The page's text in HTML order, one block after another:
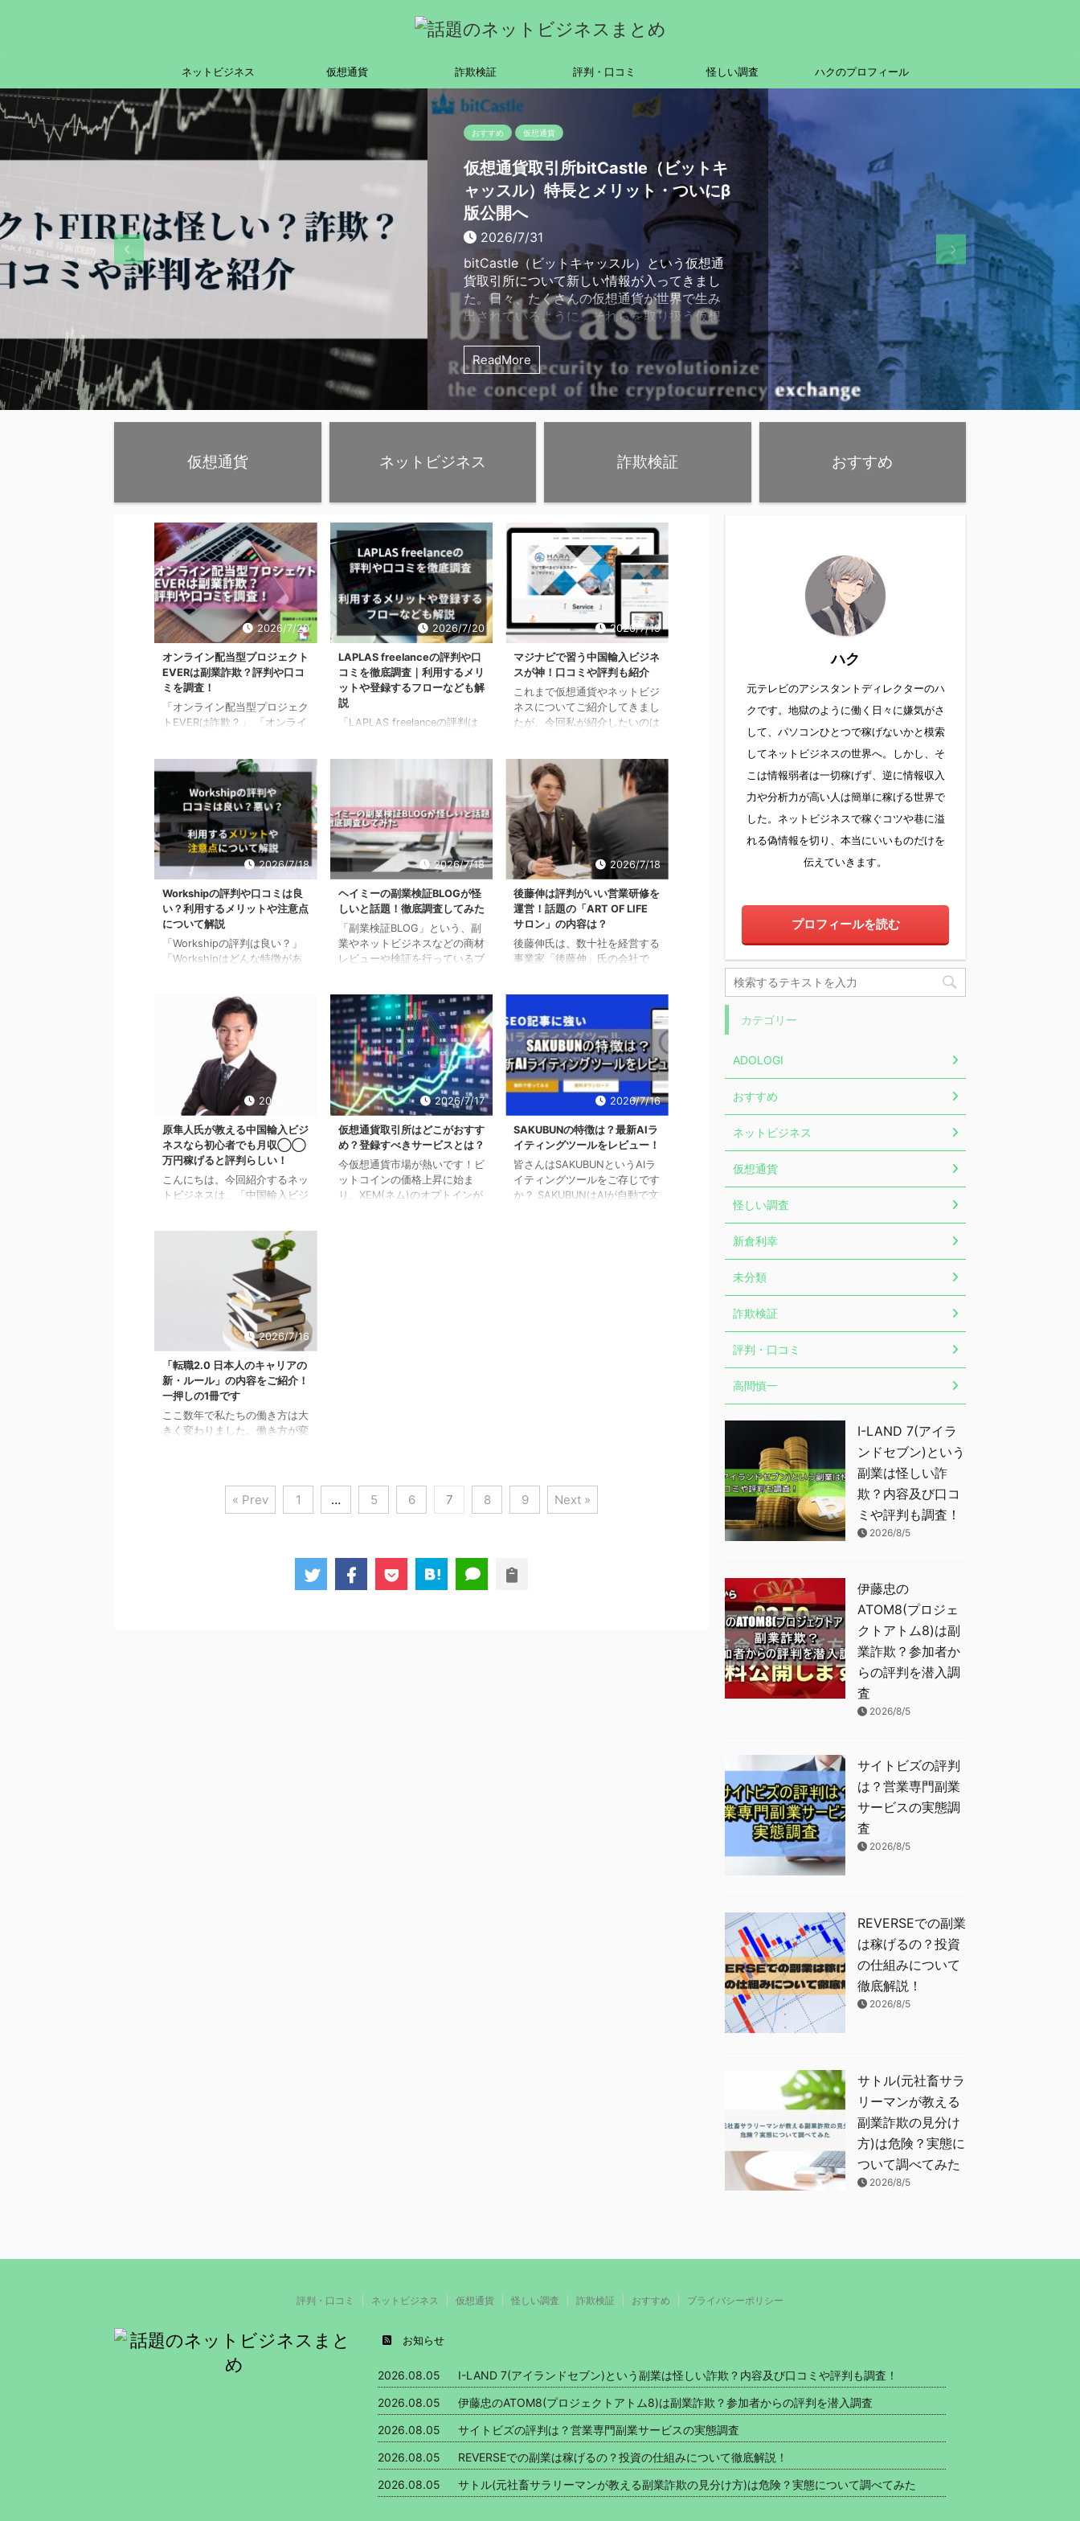
ネットビジネス 仮想通貨 詐欺検証 評判・口コミ 怪しい調査 ハクのプロフィール
おすすめ
版公開へ
2026/7/31
bitCastle（ビットキャッスル）という仮想通
貨取引所について新しい情報が入ってきまし
通貨取引所も次々と生まれています。 今
回、新たにリリースされることになった仮想
通貨取引所bitCastle（ビットキャッスル）
や、その独自トークンである仮想通貨Castle
にはさまざまな特長があり、投資家たちの間
でも非常に高く注目されています。今回はこ
ます。ぜひ、新しく投資す ...
ReadMore
仮想通貨 ネットビジネス 詐欺検証 おすすめ
2026/7/20
オンライン配当型プロジェクト
EVERは副業詐欺？評判や口コ
ミを調査！
「オンライン配当型プロジェク
トEVERは詐欺？」 「オンライ
について詳しく知りたい」 こ
れらのように、2023年2月か
ら日本で開始されたばかりのオ
ンライン配当型プロジェクト
EVERについて評判や口コミ、
詐欺の可能性などについて知り
たいと思っている方もいるでし
ょう。 オンライン配当型プロ
ジェクトEVERは、LINEだけで
毎月70万円稼ぐことができる
ということでSNSなどで話題と
なっています。 ただ、EVERの
案内ページには、「LINEだけ
で」「毎 ...
2026/7/20
LAPLAS freelanceの評判や口
コミを徹底調査｜利用するメリ
ットや登録するフローなども解
説
「LAPLAS freelanceの評判は
もいるのではないでしょうか？
結論、LAPLAS freelanceは、
機械学習を用いたエンジニア向
けの副業エージェントで、転職
活動もサポートしてくれると評
判があります。 副業として利
用することもでき、自分のスキ
ルや経験を生かした働き方を見
つけられます。 とはいえ、具
体的にLAPLAS freelanceを利
用している人たちの評判やメリ
ットなどを知りたい方も多いで
し ...
2026/7/19
マジナビで習う中国輸入ビジネ
スが神！口コミや評判も紹介
これまで仮想通貨やネットビジ
ネスについてご紹介してきまし
たが、今回私が紹介したいのは
にしますよね。お小遣い程度で
いいから稼ぎたい、もしくは副
業でガッツリ稼ぎたい。など個
人差はあるかと思いますが、副
業初心者におすすめなのが中国
輸入ビジネスなのです。今回は
独立して中国輸入ビジネスがで
きるようになるまでをサポート
してくれるビジネススクール
「マジナビ」についても合わせ
てご紹介します。 初心者だか
らこそ中国輸入ビジネスがおす
すめ 先ほどから何度も「副業
初心者だ ...
2026/7/18
Workshipの評判や口コミは良
い？利用するメリットや注意点
について解説
「Workshipの評判は良い？」
「Workshipはどんな特徴があ
しょうか？ 結論、稼働日数や
働き方などを自分のライフスタ
イルに合わせられるといった評
判があり、人気があるフリーラ
ンスサイトです。 フリーラン
スだけでなく、副業を行ってい
るサラリーマンの方も利用でき
ますが、具体的にWorkshipの
特徴や利用するメリットについ
て知りたい方もいるでしょう。
そこで本記事では、Workship
の評判や口コミからわかるメリ
ットや特徴などについて解説し
ていき ...
2026/7/18
ヘイミーの副業検証BLOGが怪
しいと話題！徹底調査してみた
「副業検証BLOG」という、副
業やネットビジネスなどの商材
レビューや検証を行っているブ
ということで話題です。 怪し
い商材を紹介しているか気にな
っている人も少ないくないでし
ょう。 今回は、ヘイミーの評
判や口コミ、運営ブログである
「副業検証BLOG」の発信情報
が詐欺なのかなどについて調査
しました。ヘイミーや運営ブロ
グの「副業検証BLOG」が気に
なっている方は、ぜひご参考く
ださい。 ヘイミーはどんな人
物？ ヘイミーの副業検証BLOG
に掲載されているプロフィ ...
2026/7/18
後藤伸は評判がいい営業研修を
運営！話題の「ART OF LIFE
サロン」の内容は？
後藤伸氏は、数十社を経営する
事業家「後藤伸」氏の会社で
下：アートトレージジャパン）
の社長となってからは、同社は
ベンチャー企業の一員として常
に最前線を行く会社として注目
を集めています。アートトレー
ドジャパンの主力事業のひとつ
に営業研修があるのですが、
長できると高い評価の口コミも
多く、「自分も成長したい」と
いう方が増加中みたいです。
今回は、アートトレードジャパ
ンの会社の魅力をお伝えしま
す。オンライン・オ ...
2026/7/18
原隼人氏が教える中国輸入ビジ
ネスなら初心者でも月収◯◯
万円稼げると評判らしい！
こんにちは。今回紹介するネッ
トビジネスは、「中国輸入ビジ
なく稼ぐことができる！と今ネ
ットビジネス業界で話題となっ
ていることをご存知でしょう
か？ すでに中国輸入ビジネス
を行っている方は多いかもしれ
ませんが、他と違う点は「原隼
人氏が教える中国輸入ビジネ
ス」というところです。原隼人
氏は一体どんな人物なのか、な
ぜ原隼人氏が教える中国輸入ビ
ジネスは初心者でも成果を出す
ことができるかを解説していき
ます。 原隼人氏プロフィール
兵庫県出身。大阪市立大学在学
2026/7/17
仮想通貨取引所はどこがおすす
め？登録すべきサービスとは？
今仮想通貨市場が熱いです！ビ
ットコインの価格上昇に始ま
り、XEM(ネム)のオプトインが
2026/7/16
SAKUBUNの特徴は？最新AIラ
イティングツールをレビュー！
皆さんはSAKUBUNというAIラ
イティングツールをご存じです
か？ SAKUBUNはAIが自動で文
2026/7/16
「転職2.0 日本人のキャリアの
新・ルール」の内容をご紹介！
一押しの1冊です
ここ数年で私たちの働き方は大
きく変わりました。働き方が変
「転職2.0 日本人のキャリアの
れているのか見てみましょう。
« Prev 1 … 5 6 7 8 9 Next »
ハク
元テレビのアシスタントディレクターのハ
クです。地獄のように働く日々に嫌気がさ
して、パソコンひとつで稼げないかと模索
してネットビジネスの世界へ。しかし、そ
こは情報弱者は一切稼げず、逆に情報収入
力や分析力が高い人は簡単に稼げる世界で
した。ネットビジネスで稼ぐコツや巷に溢
れる偽情報を切り、本当にいいものだけを
伝えていきます。
プロフィールを読む
カテゴリー
ADOLOGI
おすすめ
ネットビジネス
仮想通貨
怪しい調査
新倉利幸
未分類
詐欺検証
評判・口コミ
高間慎一
I-LAND 7(アイラ
ンドセブン)という
副業は怪しい詐
欺？内容及び口コ
ミや評判も調査！
2026/8/5
伊藤忠の
ATOM8(プロジェ
クトアトム8)は副
業詐欺？参加者か
らの評判を潜入調
査
2026/8/5
サイトビズの評判
は？営業専門副業
サービスの実態調
査
2026/8/5
REVERSEでの副業
は稼げるの？投資
の仕組みについて
徹底解説！
2026/8/5
サトル(元社畜サラ
リーマンが教える
副業詐欺の見分け
方)は危険？実態に
ついて調べてみた
2026/8/5
評判・口コミ ネットビジネス 仮想通貨 怪しい調査 詐欺検証 おすすめ プライバシーポリシー
お知らせ
2026.08.05
I-LAND 7(アイランドセブン)という副業は怪しい詐欺？内容及び口コミや評判も調査！
2026.08.05
伊藤忠のATOM8(プロジェクトアトム8)は副業詐欺？参加者からの評判を潜入調査
2026.08.05
サイトビズの評判は？営業専門副業サービスの実態調査
2026.08.05
REVERSEでの副業は稼げるの？投資の仕組みについて徹底解説！
2026.08.05
サトル(元社畜サラリーマンが教える副業詐欺の見分け方)は危険？実態について調べてみた